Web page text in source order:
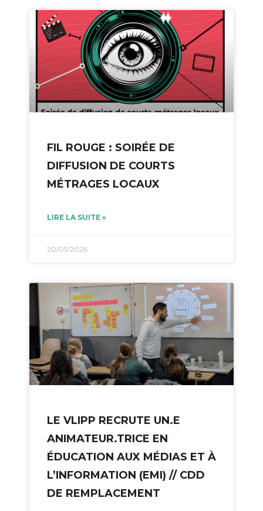
FIL ROUGE : SOIRÉE DE
DIFFUSION DE COURTS
MÉTRAGES LOCAUX
LIRE LA SUITE »
20/05/2026
LE VLIPP RECRUTE UN.E
ANIMATEUR.TRICE EN
ÉDUCATION AUX MÉDIAS ET À
L’INFORMATION (EMI) // CDD
DE REMPLACEMENT